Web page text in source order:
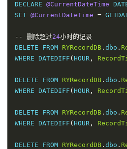
DECLARE @CurrentDateTime
SET @CurrentDateTime =
-- 删除超过24小时的记录
DELETE
FROM RYRecordDB . dbo .
WHERE DATEDIFF (HOUR ,
DELETE FROM RYRecordDB . dbo .
WHERE DATEDIFF (HOUR ,
DELETE FROM RYRecordDB . dbo .
WHERE DATEDIFF (HOUR ,
DELETE FROM RYRecordDB . dbo .